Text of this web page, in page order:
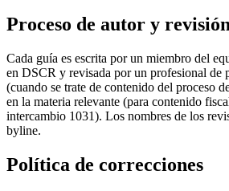
Proceso de autor y
Cada guía es escrita por un miembro del
en DSCR y revisada por un profesional de
(cuando se trate de contenido del proceso
en la materia relevante (para contenido
intercambio 1031). Los nombres de los
byline.
Política de correcciones